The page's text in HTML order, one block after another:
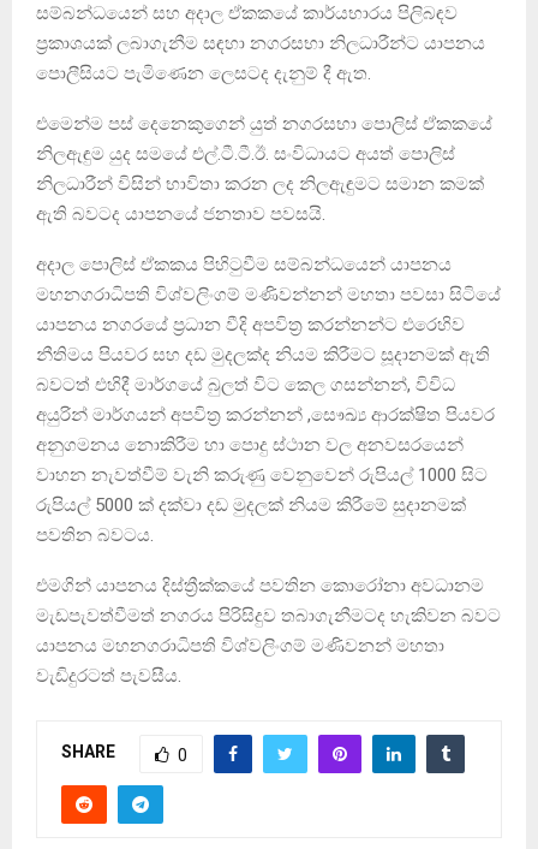
සම්බන්ධයෙන් සහ අදාල ඒකකයේ කාර්යභාරය පිලිබඳව
ප්‍රකාශයක් ලබාගැනීම සඳහා නගරසභා නිලධාරීන්ට යාපනය
පොලීසියට පැමිණෙන ලෙසටද දැනුම් දී ඇත.
එමෙන්ම පස් දෙනෙකුගෙන් යුත් නගරසභා පොලිස් ඒකකයේ
නිලඇඳුම යුද සමයේ එල්.ටී.ටී.ඊ. සංවිධායට අයත් පොලිස්
නිලධාරීන් විසින් භාවිතා කරන ලද නිලඇඳුමට සමාන කමක්
ඇති බවටද යාපනයේ ජනතාව පවසයි.
අදාල පොලිස් ඒකකය පිහිටුවීම සම්බන්ධයෙන් යාපනය
මහනගරාධිපති විශ්වලිංගම් මණිවන්නන් මහතා පවසා සිටියේ
යාපනය නගරයේ ප්‍රධාන වීදි අපවිත්‍ර කරන්නන්ට එරෙහිව
නීතිමය පියවර සහ දඩ මුදලක්ද නියම කිරීමට සූදානමක් ඇති
බවටත් එහිදී මාර්ගයේ බුලත් විට කෙල ගසන්නන්, විවිධ
අයුරින් මාර්ගයන් අපවිත්‍ර කරන්නන් ,සෞඛ්‍ය ආරක්ෂිත පියවර
අනුගමනය නොකිරීම හා පොදු ස්ථාන වල අනවසරයෙන්
වාහන නැවත්වීම් වැනි කරුණු වෙනුවෙන් රුපියල් 1000 සිට
රුපියල් 5000 ක් දක්වා දඩ මුදලක් නියම කිරීමේ සුදානමක්
පවතින බවටය.
එමගින් යාපනය දිස්ත්‍රීක්කයේ පවතින කොරෝනා අවධානම
මැඩපැවත්වීමත් නගරය පිරිසිදුව තබාගැනීමටද හැකිවන බවට
යාපනය මහනගරාධිපති විශ්වලිංගම් මණිවනන් මහතා
වැඩිදුරටත් පැවසීය.
SHARE 0